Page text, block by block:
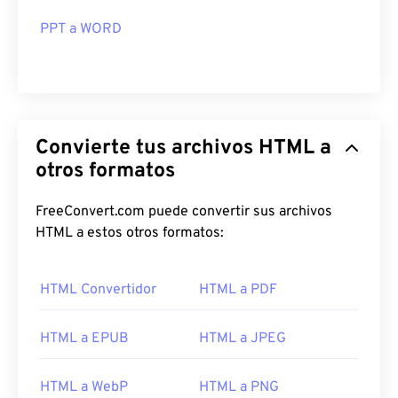
PPT a WORD
Convierte tus archivos HTML a
otros formatos
FreeConvert.com puede convertir sus archivos
HTML a estos otros formatos:
HTML Convertidor HTML a PDF
HTML a EPUB HTML a JPEG
HTML a WebP HTML a PNG